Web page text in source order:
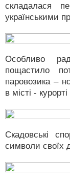
складалася
українськими
Особливо
пощастило
паровозика –
в місті - курорті
Скадовські
символи своїх